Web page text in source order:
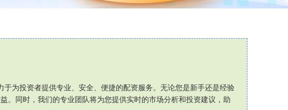
为投资者提供专业、安全、便捷的配资服务。无论您是新手还是经验
。同时，我们的专业团队将为您提供实时的市场分析和投资建议，助